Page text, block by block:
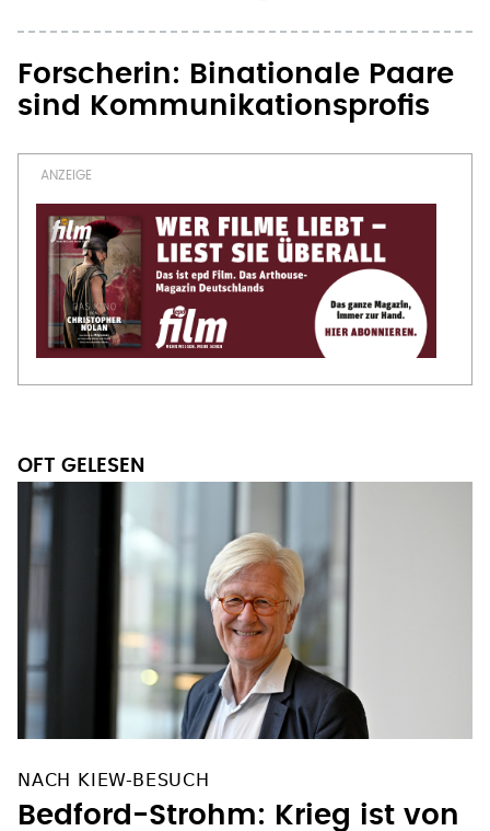
Forscherin: Binationale Paare
sind Kommunikationsprofis
OFT GELESEN
NACH KIEW-BESUCH
Bedford-Strohm: Krieg ist von